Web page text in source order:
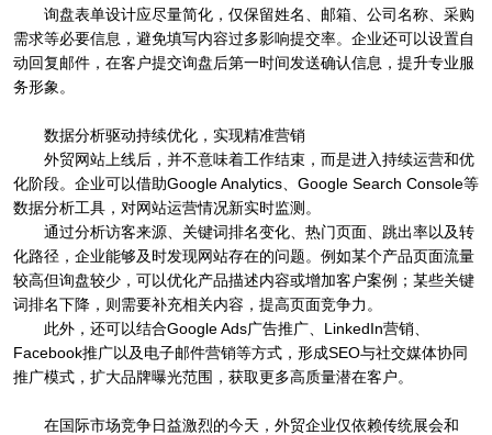
询盘表单设计应尽量简化，仅保留姓名、邮箱、公司名称、采购
需求等必要信息，避免填写内容过多影响提交率。企业还可以设置自
动回复邮件，在客户提交询盘后第一时间发送确认信息，提升专业服
务形象。
数据分析驱动持续优化，实现精准营销
外贸网站上线后，并不意味着工作结束，而是进入持续运营和优
化阶段。企业可以借助Google Analytics、Google Search Console等
数据分析工具，对网站运营情况新实时监测。
通过分析访客来源、关键词排名变化、热门页面、跳出率以及转
化路径，企业能够及时发现网站存在的问题。例如某个产品页面流量
较高但询盘较少，可以优化产品描述内容或增加客户案例；某些关键
词排名下降，则需要补充相关内容，提高页面竞争力。
此外，还可以结合Google Ads广告推广、LinkedIn营销、
Facebook推广以及电子邮件营销等方式，形成SEO与社交媒体协同
推广模式，扩大品牌曝光范围，获取更多高质量潜在客户。
在国际市场竞争日益激烈的今天，外贸企业仅依赖传统展会和